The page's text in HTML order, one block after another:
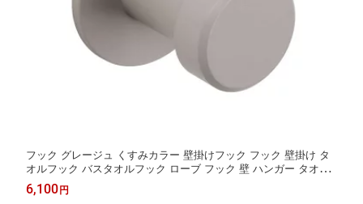
フック グレージュ くすみカラー 壁掛けフック フック 壁掛け タ
オルフック バスタオルフック ローブ フック 壁 ハンガー タオル
バスタオル アイアン シンプル モダン おしゃれ 北欧 洗面所 洗面
浴室 バスルーム お風呂 ステンレス 夏セール 送料無料 模様替え
6,100 円